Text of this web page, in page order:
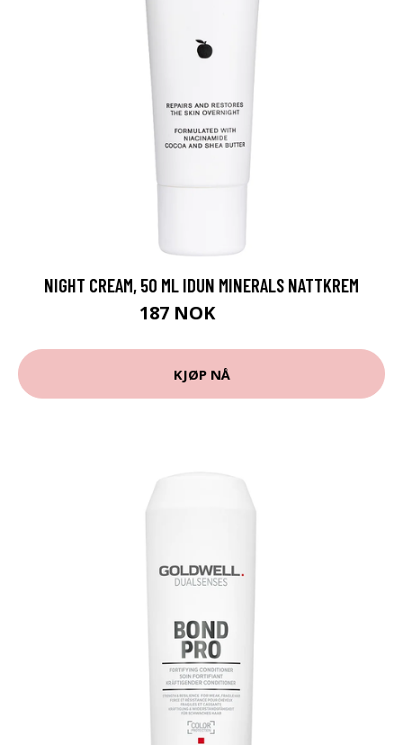
NIGHT CREAM, 50 ML IDUN MINERALS NATTKREM
187 NOK
KJØP NÅ